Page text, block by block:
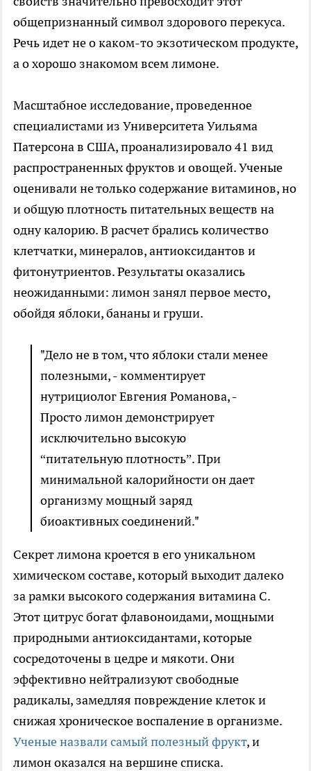
общепризнанный символ здорового перекуса.
Речь идет не о каком-то экзотическом продукте,
а о хорошо знакомом всем лимоне.
Масштабное исследование, проведенное
специалистами из Университета Уильяма
Патерсона в США, проанализировало 41 вид
распространенных фруктов и овощей. Ученые
оценивали не только содержание витаминов, но
и общую плотность питательных веществ на
одну калорию. В расчет брались количество
клетчатки, минералов, антиоксидантов и
фитонутриентов. Результаты оказались
неожиданными: лимон занял первое место,
обойдя яблоки, бананы и груши.
"Дело не в том, что яблоки стали менее
полезными, - комментирует
нутрициолог Евгения Романова, -
Просто лимон демонстрирует
исключительно высокую
“питательную плотность”. При
минимальной калорийности он дает
организму мощный заряд
биоактивных соединений."
Секрет лимона кроется в его уникальном
химическом составе, который выходит далеко
за рамки высокого содержания витамина C.
Этот цитрус богат флавоноидами, мощными
природными антиоксидантами, которые
сосредоточены в цедре и мякоти. Они
эффективно нейтрализуют свободные
радикалы, замедляя повреждение клеток и
снижая хроническое воспаление в организме.
Ученые назвали самый полезный фрукт, и
лимон оказался на вершине списка.